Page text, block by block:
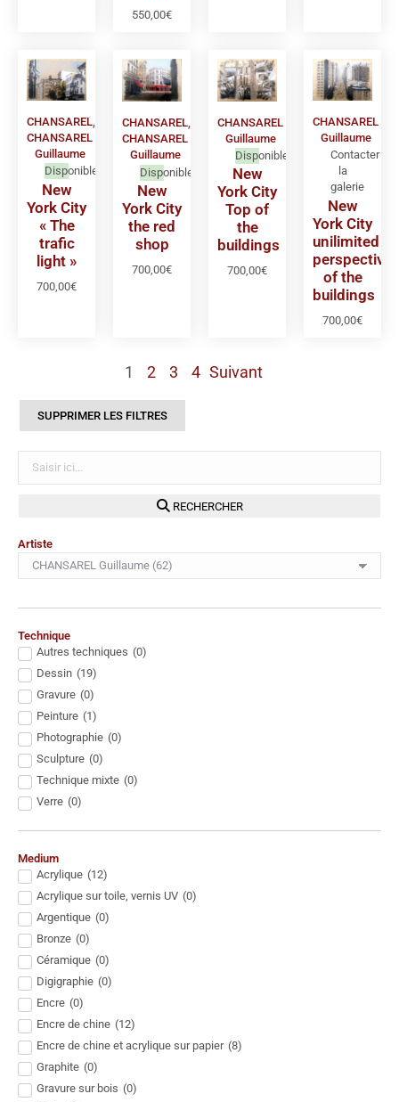
SUPPRIMER LES FILTRES
RECHERCHER
Artiste
Technique
Autres techniques (0)
Dessin (19)
Gravure (0)
Peinture (1)
Photographie (0)
Sculpture (0)
Technique mixte (0)
Verre (0)
Medium
Acrylique (12)
Acrylique sur toile, vernis UV (0)
Argentique (0)
Bronze (0)
Céramique (0)
Digigraphie (0)
Encre (0)
Encre de chine (12)
Encre de chine et acrylique sur papier (8)
Graphite (0)
Gravure sur bois (0)
550,00€
CHANSAREL,
CHANSAREL
Guillaume
Disponible
New
York City
« The
trafic
light »
700,00€
CHANSAREL,
CHANSAREL
Guillaume
Disponible
New
York City
the red
shop
700,00€
CHANSAREL
Guillaume
Disponible
New
York City
Top of
the
buildings
700,00€
CHANSAREL
Guillaume
Contacter
la
galerie
New
York City
unilimited
perspective
of the
buildings
700,00€
1 2 3 4 Suivant